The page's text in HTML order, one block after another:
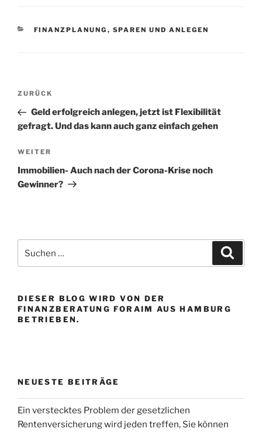
KATEGORIEN
FINANZPLANUNG , SPAREN UND ANLEGEN
Beitragsnavigation
Vorheriger
Beitrag
ZURÜCK
Geld erfolgreich anlegen, jetzt ist Flexibilität
gefragt. Und das kann auch ganz einfach gehen
Nächster
Beitrag
WEITER
Immobilien- Auch nach der Corona-Krise noch
Gewinner?
nach:
DIESER BLOG WIRD VON DER
FINANZBERATUNG FORAIM AUS HAMBURG
BETRIEBEN.
NEUESTE BEITRÄGE
Ein verstecktes Problem der gesetzlichen
Rentenversicherung wird jeden treffen, Sie können